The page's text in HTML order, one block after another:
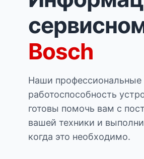
Bosch
Наши профессиональные
работоспособность
готовы помочь вам с
вашей техники и
когда это необходимо.